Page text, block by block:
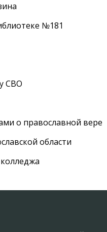
№181
СВО
о православной вере
области